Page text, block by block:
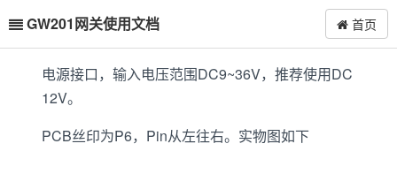
GW201网关使用文档 首页
电源接口，输入电压范围DC9~36V，推荐使用DC
12V。
PCB丝印为P6，Pin从左往右。实物图如下